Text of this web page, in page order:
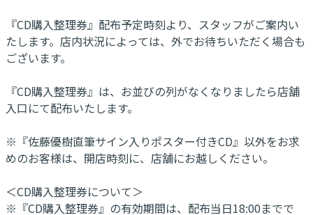
『CD購入整理券』配布予定時刻より、スタッフがご案内い
たします。店内状況によっては、外でお待ちいただく場合も
ございます。
『CD購入整理券』は、お並びの列がなくなりましたら店舗
入口にて配布いたします。
※『佐藤優樹直筆サイン入りポスター付きCD』以外をお求
めのお客様は、開店時刻に、店舗にお越しください。
＜CD購入整理券について＞
※『CD購入整理券』の有効期間は、配布当日18:00までで